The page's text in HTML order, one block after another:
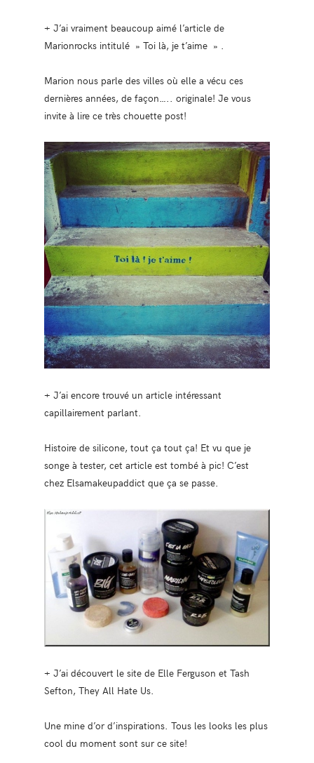
+ J’ai vraiment beaucoup aimé l’article de
Marionrocks intitulé » Toi là, je t’aime » .
Marion nous parle des villes où elle a vécu ces
dernières années, de façon….. originale! Je vous
invite à lire ce très chouette post!
+ J’ai encore trouvé un article intéressant
capillairement parlant.
Histoire de silicone, tout ça tout ça! Et vu que je
songe à tester, cet article est tombé à pic! C’est
chez Elsamakeupaddict que ça se passe.
+ J’ai découvert le site de Elle Ferguson et Tash
Sefton, They All Hate Us.
Une mine d’or d’inspirations. Tous les looks les plus
cool du moment sont sur ce site!